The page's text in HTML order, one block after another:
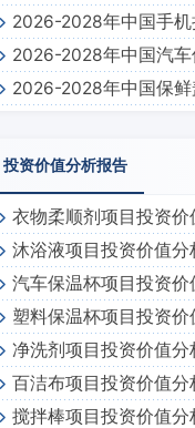
2026-2028年中国手
2026-2028年中国汽
2026-2028年中国保
投资价值分析报告
衣物柔顺剂项目投资价
沐浴液项目投资价值分
汽车保温杯项目投资价
塑料保温杯项目投资
净洗剂项目投资价值分
百洁布项目投资价值分
搅拌棒项目投资价值分